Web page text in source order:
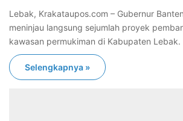
Lebak, Krakataupos.com – Gubernur
meninjau langsung sejumlah proyek
kawasan permukiman di Kabupaten
Selengkapnya »